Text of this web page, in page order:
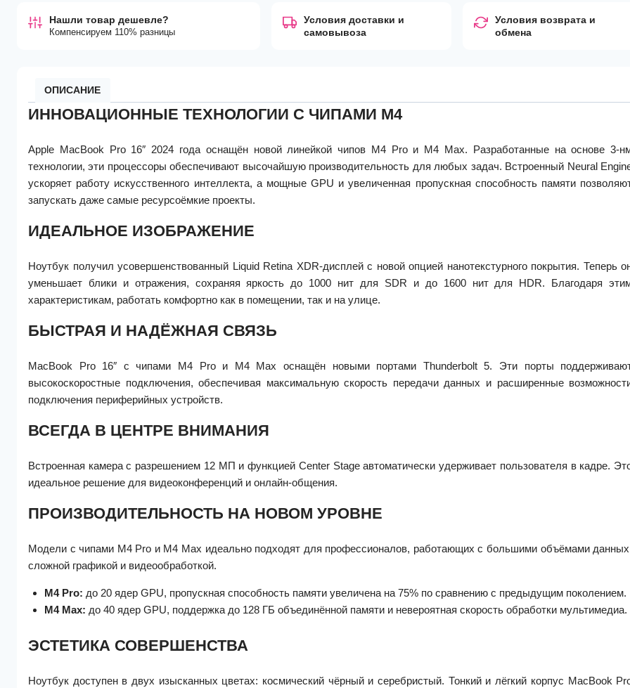
Нашли товар дешевле?
Компенсируем 110% разницы
Условия доставки и
самовывоза
Условия возврата и
обмена
ОПИСАНИЕ
ИННОВАЦИОННЫЕ ТЕХНОЛОГИИ С ЧИПАМИ M4
Apple MacBook Pro 16″ 2024 года оснащён новой линейкой чипов M4 Pro и M4 Max. Разработанные на основе 3-
технологии, эти процессоры обеспечивают высочайшую производительность для любых задач. Встроенный Neural
ускоряет работу искусственного интеллекта, а мощные GPU и увеличенная пропускная способность памяти
запускать даже самые ресурсоёмкие проекты.
ИДЕАЛЬНОЕ ИЗОБРАЖЕНИЕ
Ноутбук получил усовершенствованный Liquid Retina XDR-дисплей с новой опцией нанотекстурного покрытия. Теперь
уменьшает блики и отражения, сохраняя яркость до 1000 нит для SDR и до 1600 нит для HDR. Благодаря
характеристикам, работать комфортно как в помещении, так и на улице.
БЫСТРАЯ И НАДЁЖНАЯ СВЯЗЬ
MacBook Pro 16″ с чипами M4 Pro и M4 Max оснащён новыми портами Thunderbolt 5. Эти порты
высокоскоростные подключения, обеспечивая максимальную скорость передачи данных и расширенные
подключения периферийных устройств.
ВСЕГДА В ЦЕНТРЕ ВНИМАНИЯ
Встроенная камера с разрешением 12 МП и функцией Center Stage автоматически удерживает пользователя в кадре.
идеальное решение для видеоконференций и онлайн-общения.
ПРОИЗВОДИТЕЛЬНОСТЬ НА НОВОМ УРОВНЕ
Модели с чипами M4 Pro и M4 Max идеально подходят для профессионалов, работающих с большими объёмами
сложной графикой и видеообработкой.
M4 Pro: до 20 ядер GPU, пропускная способность памяти увеличена на 75% по сравнению с предыдущим поколением.
M4 Max: до 40 ядер GPU, поддержка до 128 ГБ объединённой памяти и невероятная скорость обработки мультимедиа.
ЭСТЕТИКА СОВЕРШЕНСТВА
Ноутбук доступен в двух изысканных цветах: космический чёрный и серебристый. Тонкий и лёгкий корпус MacBook